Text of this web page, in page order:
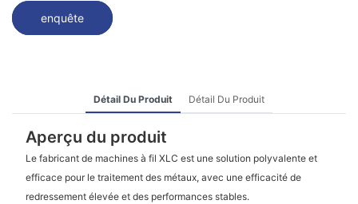
enquête
Détail Du Produit Détail Du Produit
Aperçu du produit
Le fabricant de machines à fil XLC est une solution polyvalente et
efficace pour le traitement des métaux, avec une efficacité de
redressement élevée et des performances stables.